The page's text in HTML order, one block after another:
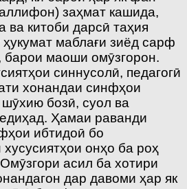
заҳмат кашида,
ва китоби дарсӣ таҳия
маблағи зиёд сарф
барои маоши омӯзгорон.
синнусолӣ, педагогӣ
хонандаи синфҳои
бозӣ, суол ва
Ҳамаи раванди
ибтидоӣ бо
онҳо ба роҳ
асил ба хотири
дар давоми ҳар як